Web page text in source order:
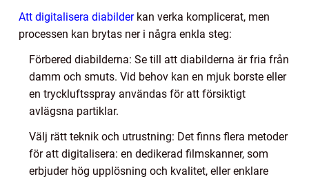
Att digitalisera diabilderkan verka komplicerat, men
processen kan brytas ner i några enkla steg:
Förbered diabilderna: Se till att diabilderna är fria från
damm och smuts. Vid behov kan en mjuk borste eller
en tryckluftsspray användas för att försiktigt
avlägsna partiklar.
Välj rätt teknik och utrustning: Det finns flera metoder
för att digitalisera: en dedikerad filmskanner, som
erbjuder hög upplösning och kvalitet, eller enklare